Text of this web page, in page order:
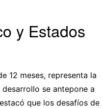
y Estados
12 meses, representa la
se antepone a
que los desafíos de